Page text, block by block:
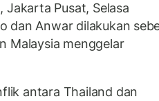
Jakarta Pusat, Selasa
dan Anwar dilakukan
Malaysia menggelar
antara Thailand dan